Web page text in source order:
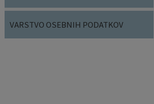
VARSTVO OSEBNIH PODATKOV